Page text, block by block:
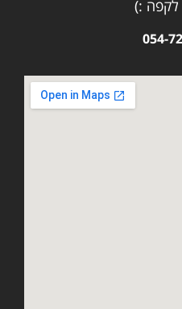
לקפה :)
054-